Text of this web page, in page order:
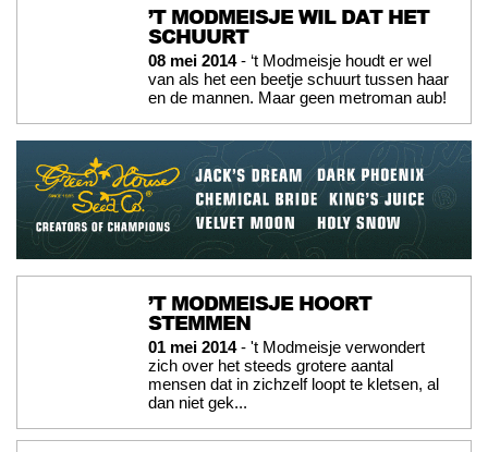
’T MODMEISJE WIL DAT HET
08 mei 2014- ‘t Modmeisje houdt er wel
van als het een beetje schuurt tussen haar
en de mannen. Maar geen metroman aub!
’T MODMEISJE HOORT
STEMMEN
01 mei 2014- 't Modmeisje verwondert
zich over het steeds grotere aantal
mensen dat in zichzelf loopt te kletsen, al
dan niet gek...